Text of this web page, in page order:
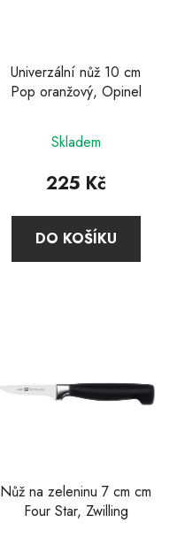
Univerzální nůž 10 cm
Pop oranžový, Opinel
Skladem
225 Kč
DO KOŠÍKU
Nůž na zeleninu 7 cm cm
Four Star, Zwilling